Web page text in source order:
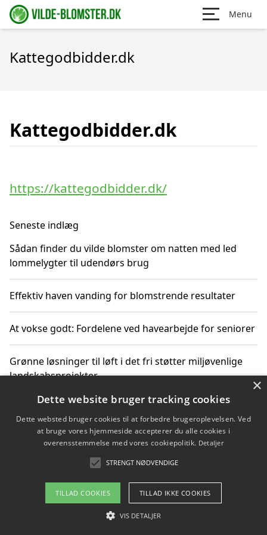
Menu
Kattegodbidder.dk
Kattegodbidder.dk
https://kattegodbidder.dk/
Seneste indlæg
Sådan finder du vilde blomster om natten med led
lommelygter til udendørs brug
Effektiv haven vanding for blomstrende resultater
At vokse godt: Fordelene ved havearbejde for seniorer
Grønne løsninger til løft i det fri støtter miljøvenlige
landskabsprojekter
Gør haven til et frirum for familien og naturen
Copyright 2026 - Pilanto Aps
Om / kontakt
Blog Betingelser
×
Dette website bruger tracking cookies
Dette websted bruger cookies til at forbedre brugeroplevelsen. Ved
at bruge vores hjemmeside accepterer du alle cookies i
overensstemmelse med vores cookiepolitik. Detaljer
STRENGT NØDVENDIGE
TILLAD COOKIES TILLAD IKKE COOKIES
VIS DETALJER